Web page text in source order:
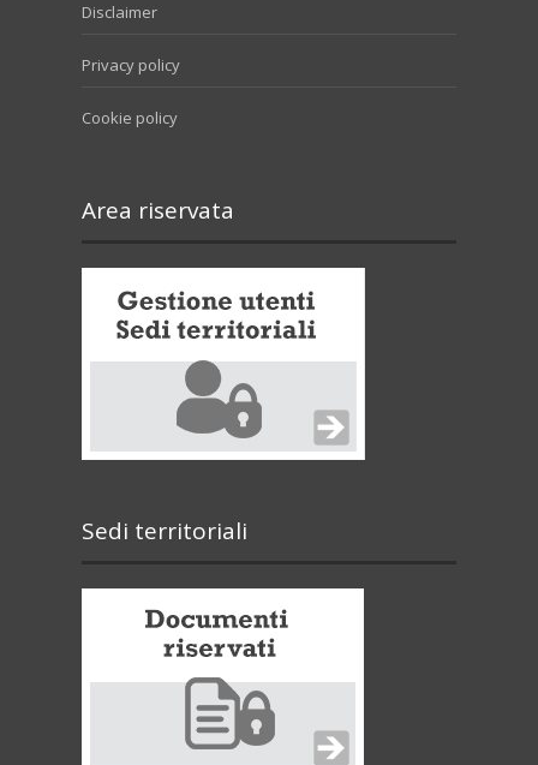
Disclaimer
Privacy policy
Cookie policy
Area riservata
Sedi territoriali